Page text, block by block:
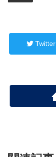
Twitter